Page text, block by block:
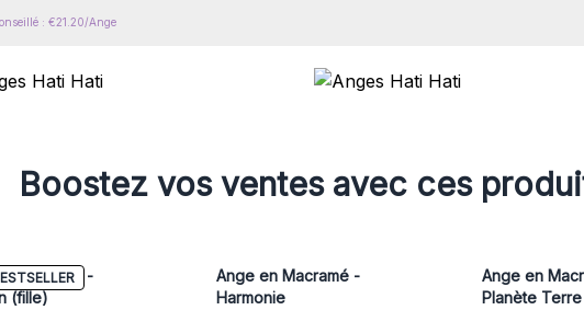
: €21.20/Ange
Boostez vos ventes avec ces
Macramé -
(fille)
Ange en Macramé -
Harmonie
Ange en
Planète Terre